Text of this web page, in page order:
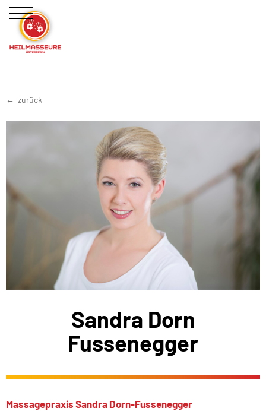
zurück
Sandra Dorn
Fussenegger
Massagepraxis Sandra Dorn-Fussenegger